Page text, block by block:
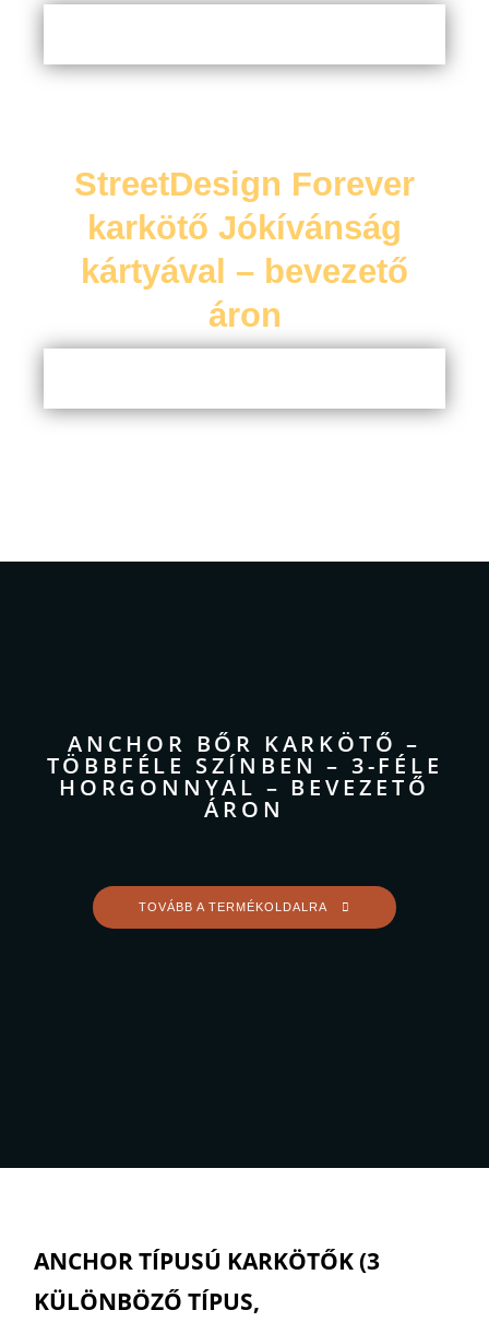
StreetDesign Forever
karkötő Jókívánság
kártyával – bevezető
áron
ANCHOR BŐR KARKÖTŐ –
TÖBBFÉLE SZÍNBEN – 3-FÉLE
HORGONNYAL – BEVEZETŐ
ÁRON
TOVÁBB A TERMÉKOLDALRA
ANCHOR TÍPUSÚ KARKÖTŐK (3
KÜLÖNBÖZŐ TÍPUS,